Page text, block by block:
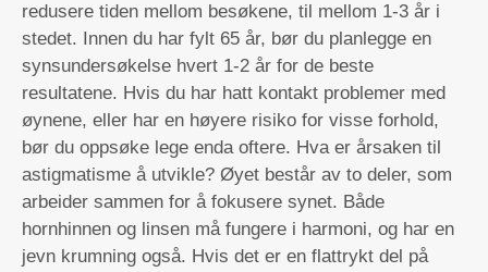
redusere tiden mellom besøkene, til mellom 1-3 år i
stedet. Innen du har fylt 65 år, bør du planlegge en
synsundersøkelse hvert 1-2 år for de beste
resultatene. Hvis du har hatt kontakt problemer med
øynene, eller har en høyere risiko for visse forhold,
bør du oppsøke lege enda oftere. Hva er årsaken til
astigmatisme å utvikle? Øyet består av to deler, som
arbeider sammen for å fokusere synet. Både
hornhinnen og linsen må fungere i harmoni, og har en
jevn krumning også. Hvis det er en flattrykt del på